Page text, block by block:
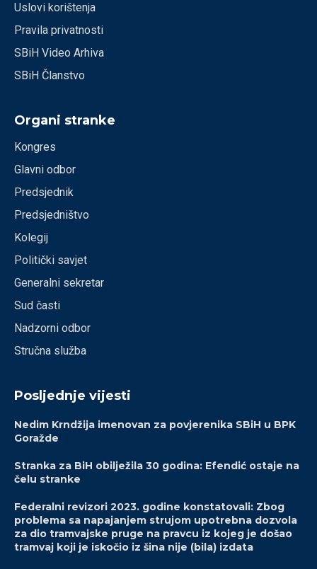
Uslovi korištenja
Pravila privatnosti
SBiH Video Arhiva
SBiH Članstvo
Organi stranke
Kongres
Glavni odbor
Predsjednik
Predsjedništvo
Kolegij
Politički savjet
Generalni sekretar
Sud časti
Nadzorni odbor
Stručna služba
Posljednje vijesti
Nedim Krndžija imenovan za povjerenika SBiH u BPK
Goražde
Stranka za BiH obilježila 30 godina: Efendić ostaje na
čelu stranke
Federalni revizori 2023. godine konstatovali: Zbog
problema sa napajanjem strujom upotrebna dozvola
za dio tramvajske pruge na pravcu iz kojeg je došao
tramvaj koji je iskočio iz šina nije (bila) izdata